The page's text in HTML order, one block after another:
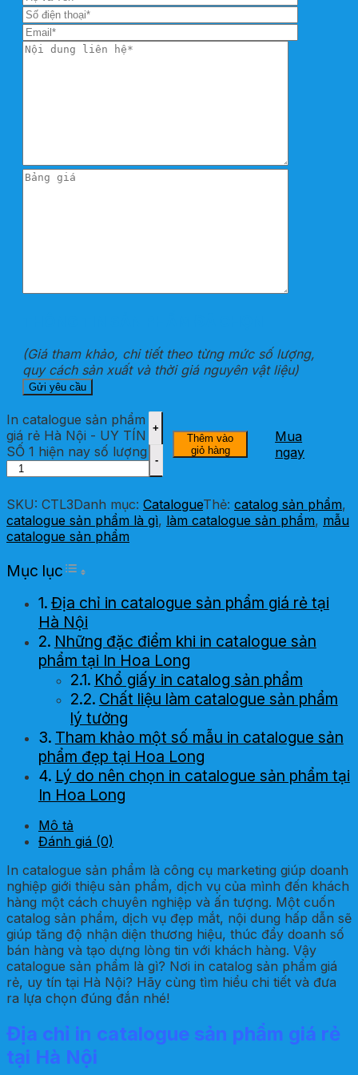
(Giá tham khảo, chi tiết theo từng mức số lượng,
quy cách sản xuất và thời giá nguyên vật liệu)
In catalogue sản phẩm
giá rẻ Hà Nội - UY TÍN
SỐ 1 hiện nay số lượng
Thêm vào
giỏ hàng
Mua
ngay
SKU: CTL3Danh mục: CatalogueThẻ: catalog sản phẩm,
catalogue sản phẩm là gì, làm catalogue sản phẩm, mẫu
catalogue sản phẩm
Mục lục Toggle Table of Content
Địa chỉ in catalogue sản phẩm giá rẻ tại
Hà Nội
Những đặc điểm khi in catalogue sản
phẩm tại In Hoa Long
Khổ giấy in catalog sản phẩm
Chất liệu làm catalogue sản phẩm
lý tưởng
Tham khảo một số mẫu in catalogue sản
phẩm đẹp tại Hoa Long
Lý do nên chọn in catalogue sản phẩm tại
In Hoa Long
Mô tả
Đánh giá (0)
In catalogue sản phẩm là công cụ marketing giúp doanh
nghiệp giới thiệu sản phẩm, dịch vụ của mình đến khách
hàng một cách chuyên nghiệp và ấn tượng. Một cuốn
catalog sản phẩm, dịch vụ đẹp mắt, nội dung hấp dẫn sẽ
giúp tăng độ nhận diện thương hiệu, thúc đẩy doanh số
bán hàng và tạo dựng lòng tin với khách hàng. Vậy
catalogue sản phẩm là gì? Nơi in catalog sản phẩm giá
rẻ, uy tín tại Hà Nội? Hãy cùng tìm hiểu chi tiết và đưa
ra lựa chọn đúng đắn nhé!
Địa chỉ in catalogue sản phẩm giá rẻ
tại Hà Nội